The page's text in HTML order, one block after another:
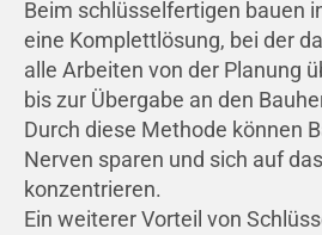
Beim schlüsselfertigen bauen
eine Komplettlösung, bei der
alle Arbeiten von der Planung
bis zur Übergabe an den
Durch diese Methode können
Nerven sparen und sich auf
konzentrieren.
Ein weiterer Vorteil von